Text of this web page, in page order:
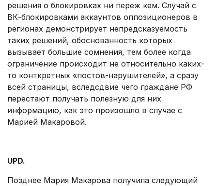
решения о блокировках ни переж кем. Случай с
ВК-блокировками аккаунтов оппозиционеров в
регионах демонстрирует непредсказуемость
таких решений, обоснованность которых
вызывает большие сомнения, тем более когда
ограничение происходит не относительно каких-
то конткретных «постов-нарушителей», а сразу
всей страницы, вследсдвие чего граждане РФ
перестают получать полезную для них
информацию, как это произошло в случае с
Марией Макаровой.
UPD.
Позднее Мария Макарова получила следующий